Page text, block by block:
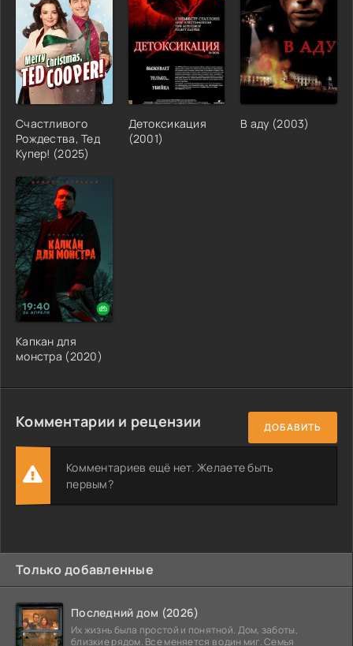
Счастливого
Рождества, Тед
Купер! (2025)
Детоксикация
(2001)
В аду (2003)
Капкан для
монстра (2020)
Комментарии и рецензии ДОБАВИТЬ
Комментариев ещё нет. Желаете быть
первым?
Только добавленные
Последний дом (2026)
Их жизнь была простой и понятной. Дом, заботы,
близкие рядом. Все меняется в один миг. Семья